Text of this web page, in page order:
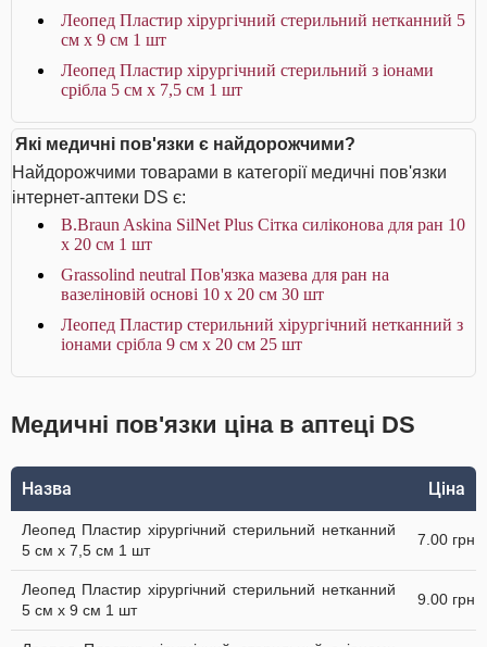
Леопед Пластир хірургічний стерильний нетканний 5
см х 9 см 1 шт
Леопед Пластир хірургічний стерильний з іонами
срібла 5 см х 7,5 см 1 шт
Які медичні пов'язки є найдорожчими?
Найдорожчими товарами в категорії медичні пов'язки
інтернет-аптеки DS є:
B.Braun Askina SilNet Plus Сітка силіконова для ран 10
x 20 см 1 шт
Grassolind neutral Пов'язка мазева для ран на
вазеліновій основі 10 х 20 см 30 шт
Леопед Пластир стерильний хірургічний нетканний з
іонами срібла 9 см х 20 см 25 шт
Медичні пов'язки ціна в аптеці DS
Назва Ціна
Леопед Пластир хірургічний стерильний нетканний
5 см х 7,5 см 1 шт
7.00 грн
Леопед Пластир хірургічний стерильний нетканний
5 см х 9 см 1 шт
9.00 грн